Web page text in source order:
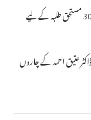
شادی کے غیر ضروری اخراجات میں کمی، 300 مستحق طلبہ کے لیے
عتیق احمد کے چاروں